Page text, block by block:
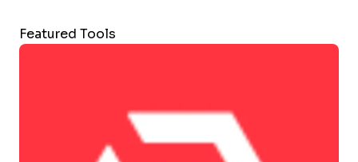
Featured Tools